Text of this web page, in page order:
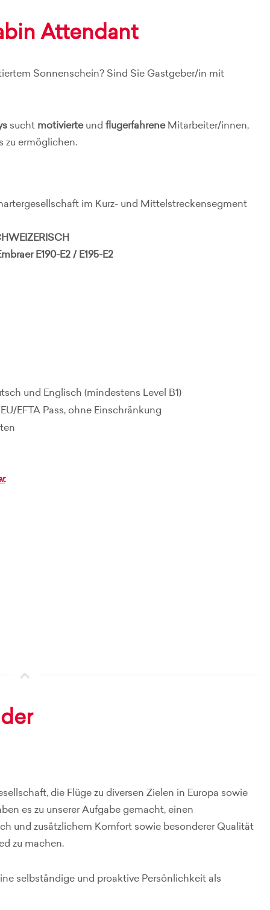
Attendant
Sonnenschein? Sind Sie Gastgeber/in mit
sucht motivierte und flugerfahrene Mitarbeiter/innen,
zu ermöglichen.
im Kurz- und Mittelstreckensegment
E190-E2 / E195-E2
und Englisch (mindestens Level B1)
EFTA Pass, ohne Einschränkung
die Flüge zu diversen Zielen in Europa sowie
es zu unserer Aufgabe gemacht, einen
und zusätzlichem Komfort sowie besonderer Qualität
zu machen.
selbständige und proaktive Persönlichkeit als